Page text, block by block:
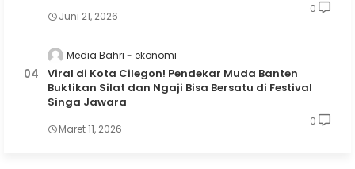
Juni 21, 2026
0
Media Bahri ekonomi
Viral di Kota Cilegon! Pendekar Muda Banten
Buktikan Silat dan Ngaji Bisa Bersatu di Festival
Singa Jawara
Maret 11, 2026
0